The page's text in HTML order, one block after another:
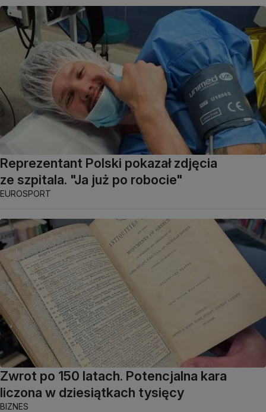
Reprezentant Polski pokazał zdjęcia
ze szpitala. "Ja już po robocie"
EUROSPORT
Zwrot po 150 latach. Potencjalna kara
liczona w dziesiątkach tysięcy
BIZNES